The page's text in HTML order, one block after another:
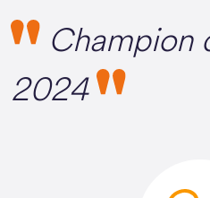
Champion
2024